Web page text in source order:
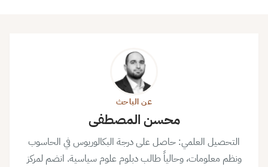
عن الباحث
محسن المصطفى
التحصيل العلمي: حاصل على درجة البكالوريوس في الحاسوب
ونظم معلومات، وحالياً طالب دبلوم علوم سياسية. انضم لمركز